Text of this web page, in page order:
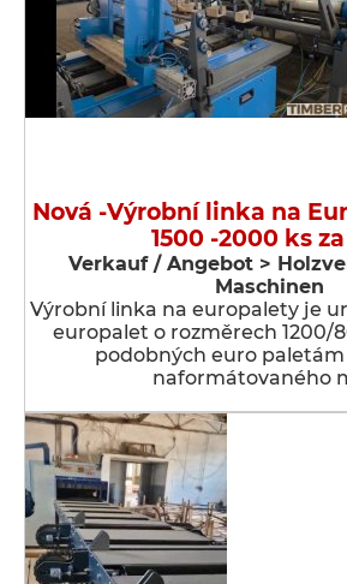
Nová -Výrobní linka na
1500 -2000 ks
Verkauf / Angebot >
Maschinen
Výrobní linka na europalety je
europalet o rozměrech 1200/
podobných euro
naformátovaného